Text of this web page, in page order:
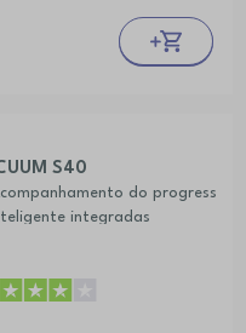
S40
do progress
integradas